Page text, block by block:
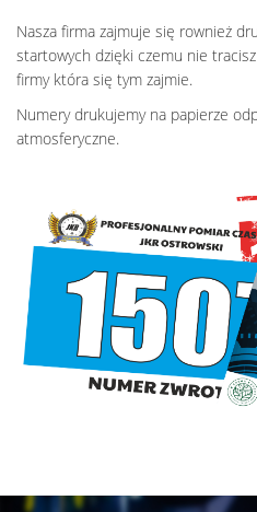
Nasza firma zajmuje się rownież
startowych dzięki czemu nie
firmy która się tym zajmie.
Numery drukujemy na papierze
atmosferyczne.